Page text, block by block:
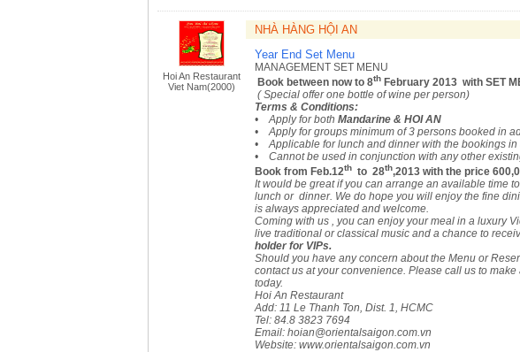
Hoi An Restaurant
Viet Nam(2000)
NHÀ HÀNG HỘI AN
Year End Set Menu
MANAGEMENT SET MENU
Book between now to 8th February 2013 with SET
( Special offer one bottle of wine per person)
Terms & Conditions:
• Apply for both Mandarine & HOI AN
• Apply for groups minimum of 3 persons booked in
• Applicable for lunch and dinner with the bookings in
• Cannot be used in conjunction with any other
Book from Feb.12th to 28th,2013 with the price
It would be great if you can arrange an available time
lunch or dinner. We do hope you will enjoy the fine
is always appreciated and welcome.
Coming with us , you can enjoy your meal in a luxury
live traditional or classical music and a chance to
holder for VIPs.
Should you have any concern about the Menu or
contact us at your convenience. Please call us to
today.
Hoi An Restaurant
Add: 11 Le Thanh Ton, Dist. 1, HCMC
Tel: 84.8 3823 7694
Email: hoian@orientalsaigon.com.vn
Website: www.orientalsaigon.com.vn